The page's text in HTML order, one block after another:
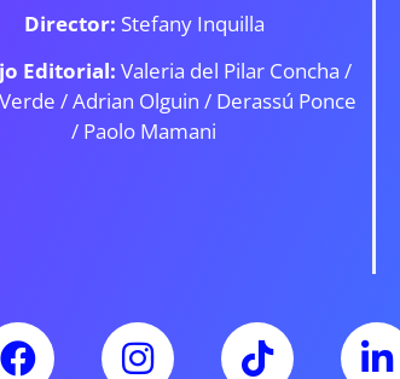
Director: Stefany Inquilla
Editorial: Valeria del Pilar Concha /
/Adrian Olguin / Derassú Ponce
/ Paolo Mamani